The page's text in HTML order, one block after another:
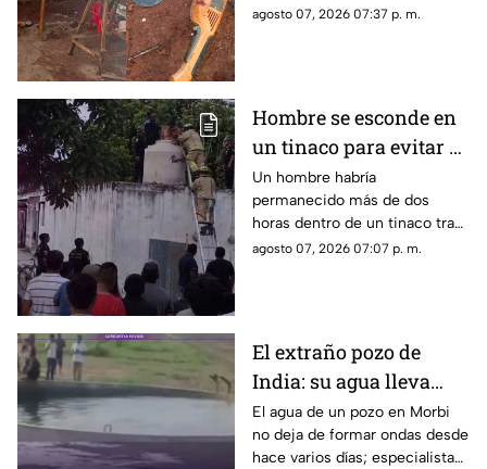
vida de un albañil, luego de
agosto 07, 2026 07:37 p. m.
Hombre se esconde en
un tinaco para evitar al
esposo de su amante y
termina atrapado
Un hombre habría
permanecido más de dos
horas dentro de un tinaco tras
intentar ocultarse en una
agosto 07, 2026 07:07 p. m.
El extraño pozo de
India: su agua lleva
días en movimiento y
nadie sabe aún por qué
El agua de un pozo en Morbi
no deja de formar ondas desde
hace varios días; especialistas